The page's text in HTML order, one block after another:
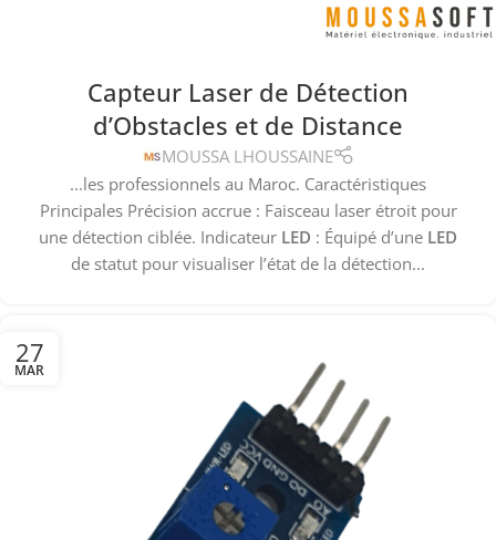
Capteur Laser de Détection
d’Obstacles et de Distance
MOUSSA LHOUSSAINE
...les professionnels au Maroc. Caractéristiques
Principales Précision accrue : Faisceau laser étroit pour
une détection ciblée. Indicateur LED : Équipé d’une LED
de statut pour visualiser l’état de la détection...
27
MAR